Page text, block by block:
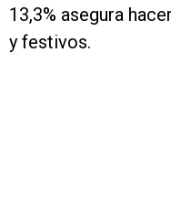
13,3% asegura
y festivos.